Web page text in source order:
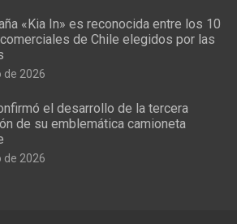
«Kia In» es reconocida entre los 10
de Chile elegidos por las
de 2026
el desarrollo de la tercera
de su emblemática camioneta
de 2026